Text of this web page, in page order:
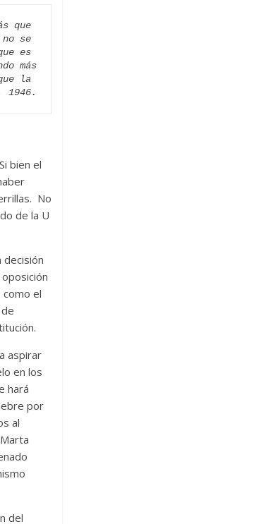
que
se
es
más
la
1946.
bien el
No
de la U
decisión
el
aspirar
en los
hará
por
al
del